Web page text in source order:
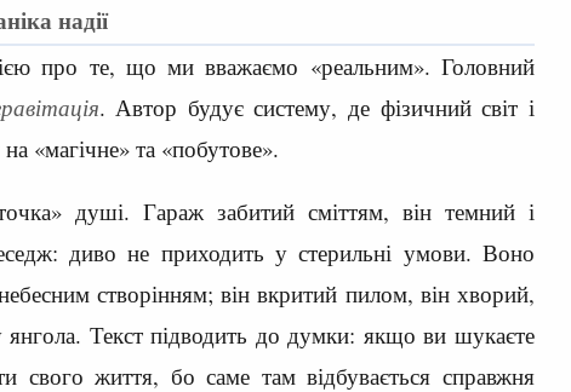
надії
про те, що ми вважаємо «реальним». Головний
. Автор будує систему, де фізичний світ і
«магічне» та «побутове».
душі. Гараж забитий сміттям, він темний і
диво не приходить у стерильні умови. Воно
створінням; він вкритий пилом, він хворий,
Текст підводить до думки: якщо ви шукаєте
свого життя, бо саме там відбувається справжня